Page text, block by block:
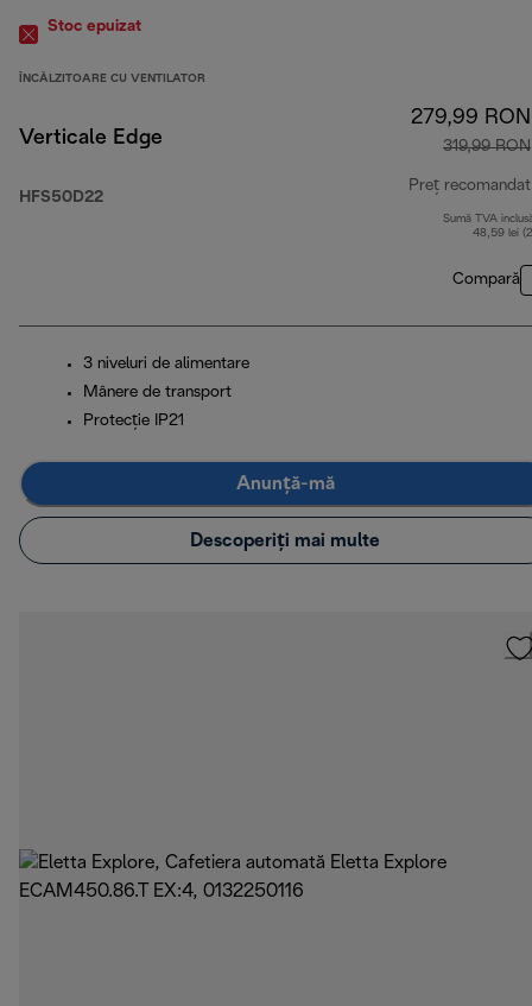
Stoc epuizat
ÎNCĂLZITOARE CU VENTILATOR
Verticale Edge
HFS50D22
279,99 RON
319,99 RON
Preț recomandat
Sumă TVA
48,59 lei
Compară
3 niveluri de alimentare
Mânere de transport
Protecție IP21
Anunță-mă
Descoperiți mai multe